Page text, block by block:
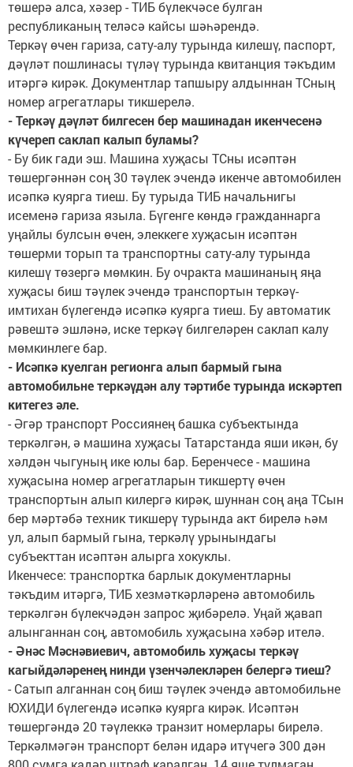
төшерә алса, хәзер - ТИБ бүлекчәсе булган
республиканың теләсә кайсы шәһәрендә.
Теркәү өчен гариза, сату-алу турында килешү, паспорт,
дәүләт пошлинасы түләү турында квитанция тәкъдим
итәргә кирәк. Документлар тапшыру алдыннан ТСның
номер агрегатлары тикшерелә.
- Теркәү дәүләт билгесен бер машинадан икенчесенә
күчереп саклап калып буламы?
- Бу бик гади эш. Машина хуҗасы ТСны исәптән
төшергәннән соң 30 тәүлек эчендә икенче автомобилен
исәпкә куярга тиеш. Бу турыда ТИБ начальнигы
исеменә гариза языла. Бүгенге көндә гражданнарга
уңайлы булсын өчен, элеккеге хуҗасын исәптән
төшерми торып та транспортны сату-алу турында
килешү төзергә мөмкин. Бу очракта машинаның яңа
хуҗасы биш тәүлек эчендә транспортын теркәү-
имтихан бүлегендә исәпкә куярга тиеш. Бу автоматик
рәвештә эшләнә, иске теркәү билгеләрен саклап калу
мөмкинлеге бар.
- Исәпкә куелган регионга алып бармый гына
автомобильне теркәүдән алу тәртибе турында искәртеп
китегез әле.
- Әгәр транспорт Россиянең башка субъектында
теркәлгән, ә машина хуҗасы Татарстанда яши икән, бу
хәлдән чыгуның ике юлы бар. Беренчесе - машина
хуҗасына номер агрегатларын тикшертү өчен
транспортын алып килергә кирәк, шуннан соң аңа ТСын
бер мәртәбә техник тикшерү турында акт бирелә һәм
ул, алып бармый гына, теркәлү урынындагы
субъекттан исәптән алырга хокуклы.
Икенчесе: транспортка барлык документларны
тәкъдим итәргә, ТИБ хезмәткәрләренә автомобиль
теркәлгән бүлекчәдән запрос җибәрелә. Уңай җавап
алынганнан соң, автомобиль хуҗасына хәбәр ителә.
- Әнәс Мәснәвиевич, автомобиль хуҗасы теркәү
кагыйдәләренең нинди үзенчәлекләрен белергә тиеш?
- Сатып алганнан соң биш тәүлек эчендә автомобильне
ЮХИДИ бүлегендә исәпкә куярга кирәк. Исәптән
төшергәндә 20 тәүлеккә транзит номерлары бирелә.
Теркәлмәгән транспорт белән идарә итүчегә 300 дән